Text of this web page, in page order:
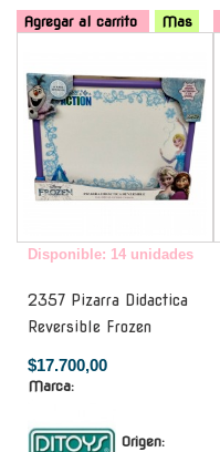
Agregar al carrito Mas
Disponible: 14 unidades
2357 Pizarra Didactica
Reversible Frozen
$17.700,00
Marca:
Origen: